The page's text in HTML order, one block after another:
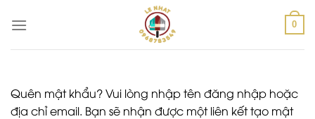
0
Quên mật khẩu? Vui lòng nhập tên đăng nhập hoặc
địa chỉ email. Bạn sẽ nhận được một liên kết tạo mật